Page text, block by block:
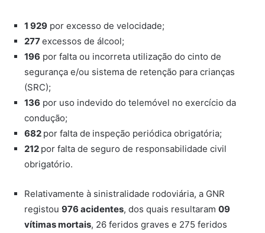
1 929 por excesso de velocidade;
277excessos de álcool;
196 por falta ou incorreta utilização do cinto de
segurança e/ou sistema de retenção para crianças
(SRC);
136 por uso indevido do telemóvel no exercício da
condução;
682 por falta de inspeção periódica obrigatória;
212 por falta de seguro de responsabilidade civil
obrigatório.
Relativamente à sinistralidade rodoviária, a GNR
registou976 acidentes, dos quais resultaram09
vítimas mortais, 26 feridos graves e 275 feridos